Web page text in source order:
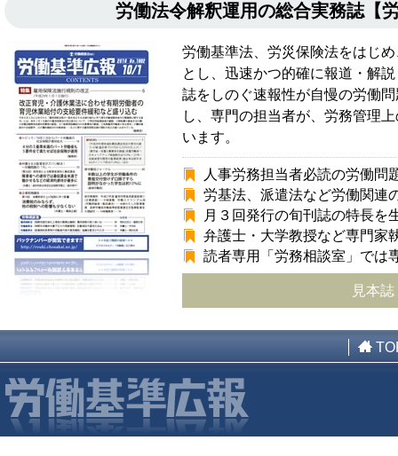
労働法令解釈運用の総合実務誌
労働基準法、労災保険法をはじ
とし、迅速かつ的確に報道・解
誌をしのぐ速報性が自慢の労働
し、専門の担当者が、労務管理
います。
人事労務担当者必読の労働問
労基法、派遣法など労働関連
月３回発行の旬刊誌の特長を
弁護士・大学教授など専門家
読者専用「労務相談室」では
見本